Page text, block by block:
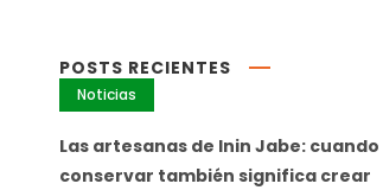
POSTS RECIENTES
Noticias
Las artesanas de Inin Jabe: cuando
conservar también significa crear